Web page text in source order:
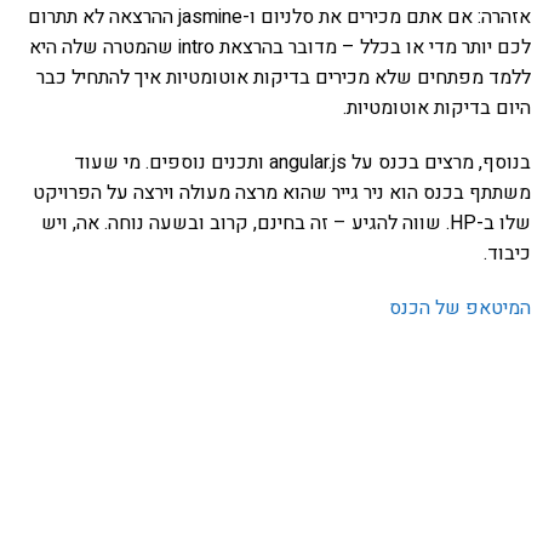
אזהרה: אם אתם מכירים את סלניום ו-jasmine ההרצאה לא תתרום
לכם יותר מדי או בכלל – מדובר בהרצאת intro שהמטרה שלה היא
ללמד מפתחים שלא מכירים בדיקות אוטומטיות איך להתחיל כבר
היום בדיקות אוטומטיות.
בנוסף, מרצים בכנס על angular.js ותכנים נוספים. מי שעוד
משתתף בכנס הוא ניר גייר שהוא מרצה מעולה וירצה על הפרויקט
שלו ב-HP. שווה להגיע – זה בחינם, קרוב ובשעה נוחה. אה, ויש
כיבוד.
המיטאפ של הכנס